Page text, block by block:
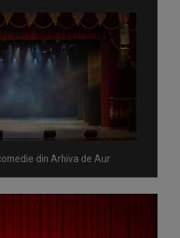
din Arhiva de Aur